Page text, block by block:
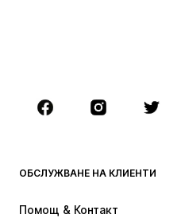
Аксесоари
НОВО
ОБСЛУЖВАНЕ НА КЛИЕНТИ
Помощ & Контакт